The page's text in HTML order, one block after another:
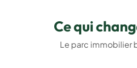
Ce qui
Le parc immobilier